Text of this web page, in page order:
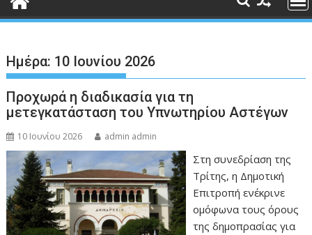
Ημέρα: 10 Ιουνίου 2026
Προχωρά η διαδικασία για τη
μετεγκατάσταση του Υπνωτηρίου Αστέγων
10 Ιουνίου 2026 admin admin
Στη συνεδρίαση της
Τρίτης, η Δημοτική
Επιτροπή ενέκρινε
ομόφωνα τους όρους
της δημοπρασίας για